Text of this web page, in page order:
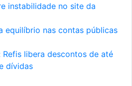
instabilidade no site da
equilíbrio nas contas públicas
libera descontos de até
dívidas